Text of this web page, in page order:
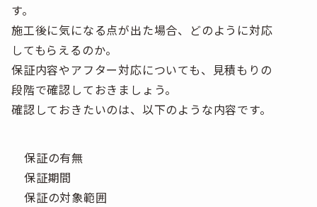
す。
施工後に気になる点が出た場合、どのように対応
してもらえるのか。
保証内容やアフター対応についても、見積もりの
段階で確認しておきましょう。
確認しておきたいのは、以下のような内容です。
保証の有無
保証期間
保証の対象範囲